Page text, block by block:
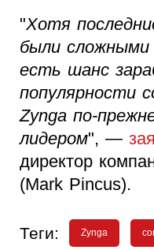
"Хотя
были сложными
есть шанс
популярности
Zynga по-
лидером", —
директор
(Mark Pincus).
Теги: Zynga